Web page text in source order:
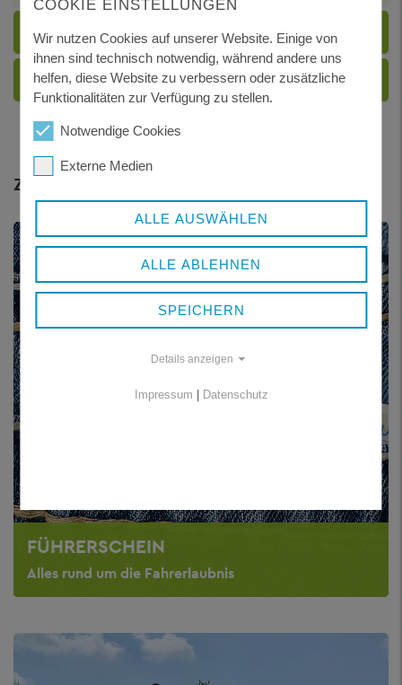
DOKUMENTE
ONLINE ANTRAG
Zurück zu
FÜHRERSCHEIN
Alles rund um die Fahrerlaubnis
COOKIE EINSTELLUNGEN
Wir nutzen Cookies auf unserer Website. Einige von
ihnen sind technisch notwendig, während andere uns
helfen, diese Website zu verbessern oder zusätzliche
Funktionalitäten zur Verfügung zu stellen.
Notwendige Cookies
Externe Medien
ALLE AUSWÄHLEN
ALLE ABLEHNEN
SPEICHERN
Details anzeigen
Impressum Datenschutz